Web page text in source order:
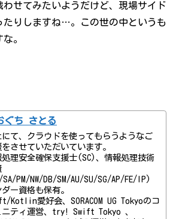
わせてみたいようだけど、現場サイド
たりしますね…。この世の中というも
。
ぐち さとる
にて、クラウドを使ってもらうようなご
をさせていただいています。
処理安全確保支援士(SC)、情報処理技術
PM/NW/DB/SM/AU/SU/SG/AP/FE/IP)
ー資格も保有。
Kotlin愛好会、SORACOM UG Tokyoのコ
ニティ運営、try! Swift Tokyo 、